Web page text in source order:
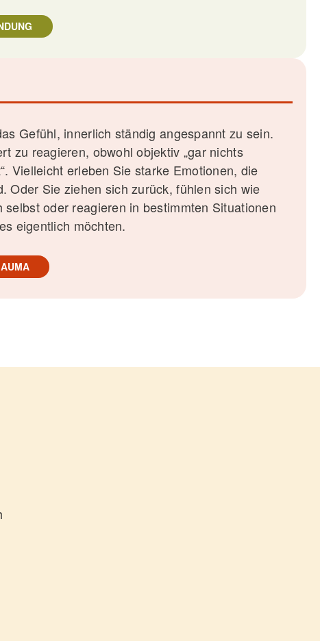
Gefühl, innerlich ständig angespannt zu sein.
zu reagieren, obwohl objektiv „gar nichts
Vielleicht erleben Sie starke Emotionen, die
Oder Sie ziehen sich zurück, fühlen sich wie
oder reagieren in bestimmten Situationen
eigentlich möchten.